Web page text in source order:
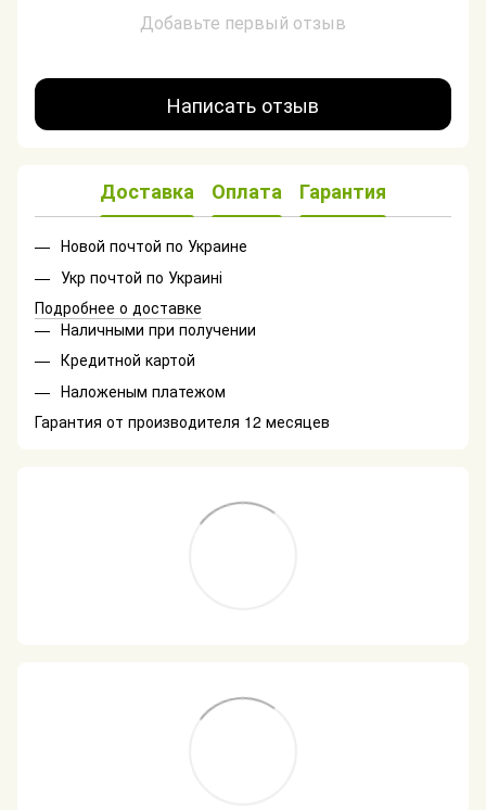
Добавьте первый отзыв
Написать отзыв
Доставка Оплата Гарантия
Новой почтой по Украине
Укр почтой по Украині
Подробнее о доставке
Наличными при получении
Кредитной картой
Наложеным платежом
Гарантия от производителя 12 месяцев